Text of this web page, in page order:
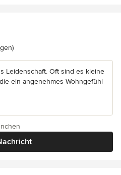
5 von 5 Sternen
Leidenschaft. Oft sind es kleine
ein angenehmes Wohngefühl